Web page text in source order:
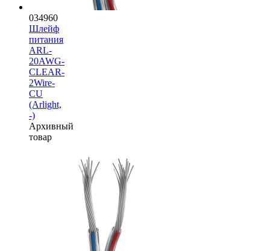
034960
Шлейф
питания
ARL-
20AWG-
CLEAR-
2Wire-
CU
(Arlight,
-)
Архивный
товар